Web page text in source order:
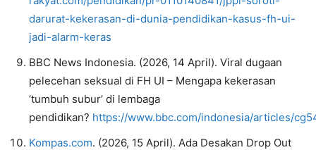
darurat-kekerasan-di-dunia-pendidikan-kasus-fh-ui-
jadi-alarm-keras
BBC News Indonesia. (2026, 14 April). Viral dugaan
pelecehan seksual di FH UI – Mengapa kekerasan
‘tumbuh subur’ di lembaga
pendidikan? https://www.bbc.com/indonesia/articles/
Kompas.com. (2026, 15 April). Ada Desakan Drop Out